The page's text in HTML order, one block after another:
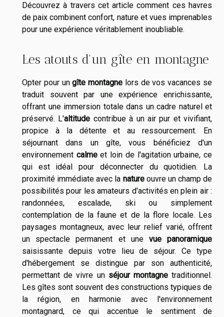
Découvrez à travers cet article comment ces havres
de paix combinent confort, nature et vues imprenables
pour une expérience véritablement inoubliable.
Les atouts d'un gîte en montagne
Opter pour ungîte montagne lors de vos vacances se
traduit souvent par une expérience enrichissante,
offrant une immersion totale dans un cadre naturel et
préservé. L'altitude contribue à un air pur et vivifiant,
propice à la détente et au ressourcement. En
séjournant dans un gîte, vous bénéficiez d'un
environnement calmeet loin de l'agitation urbaine, ce
qui est idéal pour déconnecter du quotidien. La
proximité immédiate avec la natureouvre un champ de
possibilités pour les amateurs d'activités en plein air :
randonnées, escalade, ski ou simplement
contemplation de la faune et de la flore locale. Les
paysages montagneux, avec leur relief varié, offrent
un spectacle permanent et une vue panoramique
saisissante depuis votre lieu de séjour. Ce type
d'hébergement se distingue par son authenticité,
permettant de vivre un séjour montagnetraditionnel.
Les gîtes sont souvent des constructions typiques de
la région, en harmonie avec l'environnement
montagnard, ce qui accentue le sentiment de